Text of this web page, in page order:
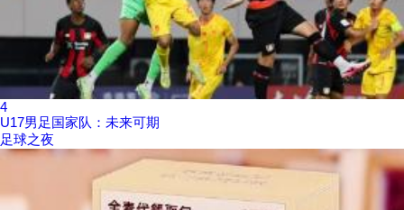
4
U17男足国家队：未来可期
足球之夜